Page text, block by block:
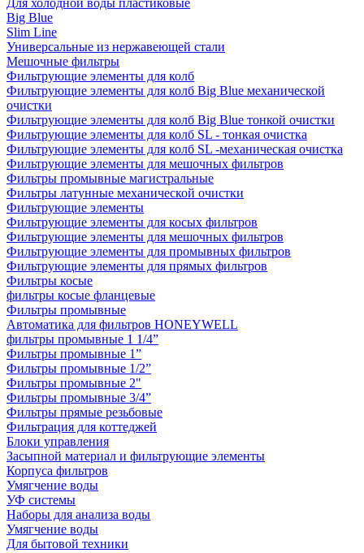
Big Blue
Slim Line
Универсальные из нержавеющей стали
Мешочные фильтры
Фильтрующие элементы для колб
Фильтрующие элементы для колб Big Blue механической
очистки
Фильтрующие элементы для колб Big Blue тонкой очистки
Фильтрующие элементы для колб SL - тонкая очистка
Фильтрующие элементы для колб SL -механическая очистка
Фильтрующие элементы для мешочных фильтров
Фильтры промывные магистральные
Фильтры латунные механической очистки
Фильтрующие элементы
Фильтрующие элементы для косых фильтров
Фильтрующие элементы для мешочных фильтров
Фильтрующие элементы для промывных фильтров
Фильтрующие элементы для прямых фильтров
Фильтры косые
фильтры косые фланцевые
Фильтры промывные
Автоматика для фильтров HONEYWELL
фильтры промывные 1 1/4”
Фильтры промывные 1”
Фильтры промывные 1/2”
Фильтры промывные 2"
Фильтры промывные 3/4”
Фильтры прямые резьбовые
Фильтрация для коттеджей
Блоки управления
Засыпной материал и фильтрующие элементы
Корпуса фильтров
Умягчение воды
УФ системы
Наборы для анализа воды
Умягчение воды
Для бытовой техники